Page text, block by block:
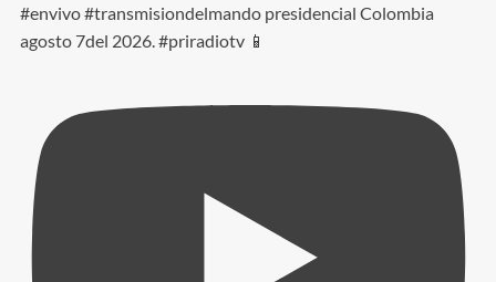
#envivo #transmisiondelmando presidencial Colombia
agosto 7del 2026. #priradiotv 📱